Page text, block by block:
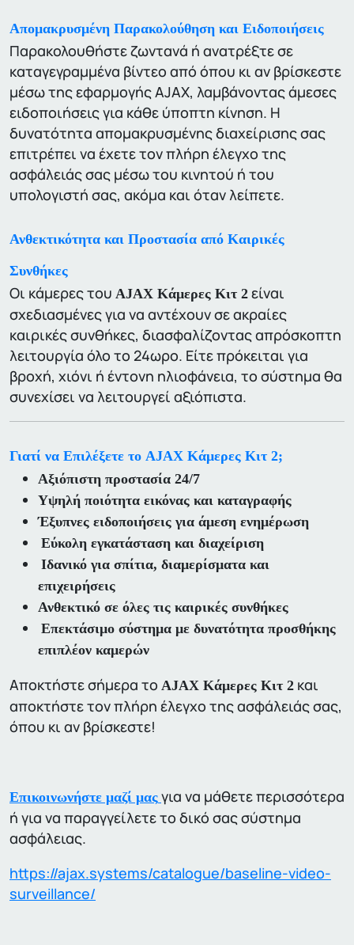
Απομακρυσμένη Παρακολούθηση και Ειδοποιήσεις
Παρακολουθήστε ζωντανά ή ανατρέξτε σε
καταγεγραμμένα βίντεο από όπου κι αν βρίσκεστε
μέσω της εφαρμογής AJAX, λαμβάνοντας άμεσες
ειδοποιήσεις για κάθε ύποπτη κίνηση. Η
δυνατότητα απομακρυσμένης διαχείρισης σας
επιτρέπει να έχετε τον πλήρη έλεγχο της
ασφάλειάς σας μέσω του κινητού ή του
υπολογιστή σας, ακόμα και όταν λείπετε.
Ανθεκτικότητα και Προστασία από Καιρικές
Συνθήκες
Οι κάμερες του AJAX Κάμερες Κιτ 2 είναι
σχεδιασμένες για να αντέχουν σε ακραίες
καιρικές συνθήκες, διασφαλίζοντας απρόσκοπτη
λειτουργία όλο το 24ωρο. Είτε πρόκειται για
βροχή, χιόνι ή έντονη ηλιοφάνεια, το σύστημα θα
συνεχίσει να λειτουργεί αξιόπιστα.
Γιατί να Επιλέξετε το AJAX Κάμερες Κιτ 2;
Αξιόπιστη προστασία 24/7
Υψηλή ποιότητα εικόνας και καταγραφής
Έξυπνες ειδοποιήσεις για άμεση ενημέρωση
Εύκολη εγκατάσταση και διαχείριση
Ιδανικό για σπίτια, διαμερίσματα και
επιχειρήσεις
Ανθεκτικό σε όλες τις καιρικές συνθήκες
Επεκτάσιμο σύστημα με δυνατότητα προσθήκης
επιπλέον καμερών
Αποκτήστε σήμερα το AJAX Κάμερες Κιτ 2 και
αποκτήστε τον πλήρη έλεγχο της ασφάλειάς σας,
όπου κι αν βρίσκεστε!
Επικοινωνήστε μαζί μας για να μάθετε περισσότερα
ή για να παραγγείλετε το δικό σας σύστημα
ασφάλειας.
https://ajax.systems/catalogue/baseline-video-
surveillance/